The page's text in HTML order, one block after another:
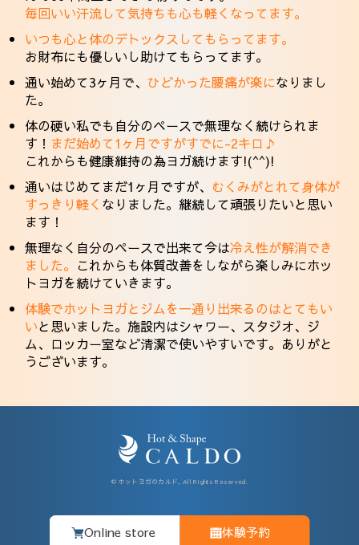
毎回いい汗流して気持ちも心も軽くなってます。
いつも心と体のデトックスしてもらってます。
お財布にも優しいし助けてもらってます。
通い始めて3ヶ月で、 ひどかった腰痛が楽になりまし
た。
体の硬い私でも自分のペースで無理なく続けられま
す！ まだ始めて1ヶ月ですがすでに-2キロ♪
これからも健康維持の為ヨガ続けます!(^^)!
通いはじめてまだ1ヶ月ですが、 むくみがとれて身体が
すっきり軽く なりました。継続して頑張りたいと思い
ます！
無理なく自分のペースで出来て今は冷え性が解消でき
ました。 これからも体質改善をしながら楽しみにホッ
トヨガを続けていきます。
体験でホットヨガとジムを一通り出来るのはとてもい
いと思いました。施設内はシャワー、スタジオ、ジ
ム、ロッカー室など清潔で使いやすいです。ありがと
うございます。
Online store 体験予約
© ホットヨガのカルド, All Rights Reserved.